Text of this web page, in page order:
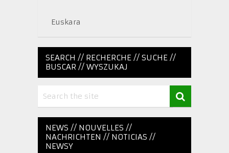
Euskara
SEARCH // RECHERCHE // SUCHE //
BUSCAR // WYSZUKAJ
NEWS // NOUVELLES //
NACHRICHTEN // NOTICIAS //
NEWSY